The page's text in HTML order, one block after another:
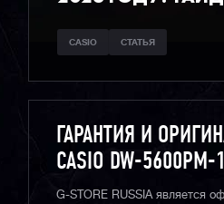
CASIO СТАТЬЯ
ГАРАНТИЯ И
CASIO DW-5600PM-
G-STORE RUSSIA является